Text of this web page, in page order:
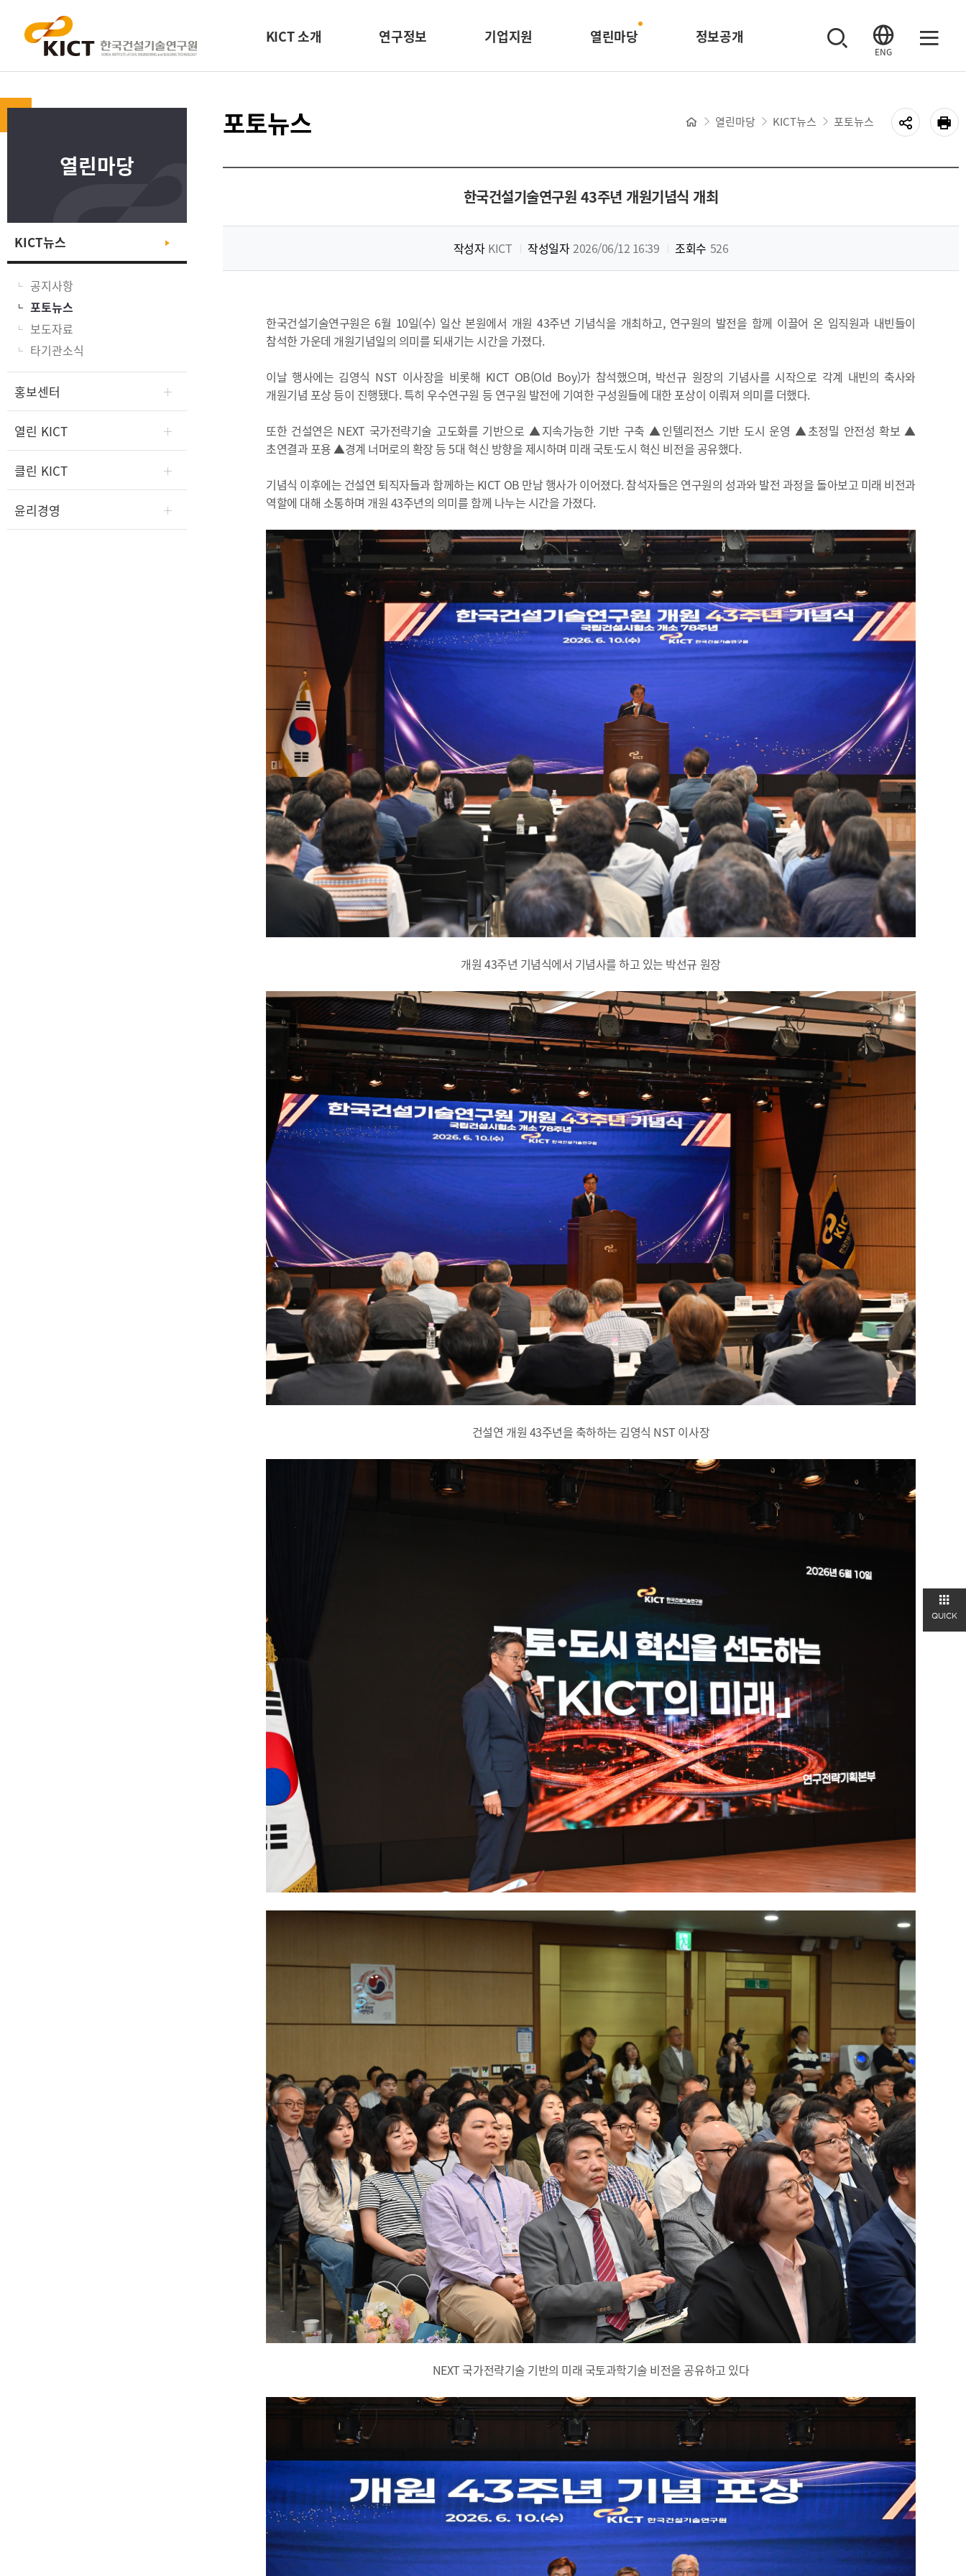
KICT 소개 연구정보 기업지원 열린마당 정보공개
ENG
열린마당
KICT뉴스
공지사항
포토뉴스
보도자료
타기관소식
홍보센터
열린 KICT
클린 KICT
윤리경영
포토뉴스 열린마당 KICT뉴스 포토뉴스
한국건설기술연구원 43주년 개원기념식 개최
작성자 KICT 작성일자 2026/06/12 16:39 조회수 526
한국건설기술연구원은 6월 10일(수) 일산 본원에서 개원 43주년 기념식을 개최하고, 연구원의 발전을 함께 이끌어 온 임직원과 내빈들이
참석한 가운데 개원기념일의 의미를 되새기는 시간을 가졌다.
이날 행사에는 김영식 NST 이사장을 비롯해 KICT OB(Old Boy)가 참석했으며, 박선규 원장의 기념사를 시작으로 각계 내빈의 축사와
개원기념 포상 등이 진행됐다. 특히 우수연구원 등 연구원 발전에 기여한 구성원들에 대한 포상이 이뤄져 의미를 더했다.
또한 건설연은 NEXT 국가전략기술 고도화를 기반으로 ▲지속가능한 기반 구축 ▲인텔리전스 기반 도시 운영 ▲초정밀 안전성 확보 ▲
초연결과 포용 ▲경계 너머로의 확장 등 5대 혁신 방향을 제시하며 미래 국토·도시 혁신 비전을 공유했다.
기념식 이후에는 건설연 퇴직자들과 함께하는 KICT OB 만남 행사가 이어졌다. 참석자들은 연구원의 성과와 발전 과정을 돌아보고 미래 비전과
역할에 대해 소통하며 개원 43주년의 의미를 함께 나누는 시간을 가졌다.
개원 43주년 기념식에서 기념사를 하고 있는 박선규 원장
건설연 개원 43주년을 축하하는 김영식 NST 이사장
NEXT 국가전략기술 기반의 미래 국토과학기술 비전을 공유하고 있다
QUICK